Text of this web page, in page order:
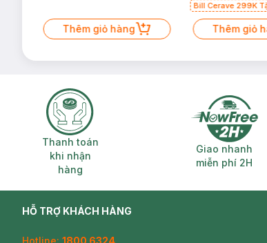
Thêm giỏ hàng
Bill Cerave 299K
Mặt Cerave 30ml
Thêm giỏ
Thanh toán khi nhận hàng
Thanh toán
khi nhận
hàng
Giao
Giao nhanh
miễn phí 2H
HỖ TRỢ KHÁCH HÀNG